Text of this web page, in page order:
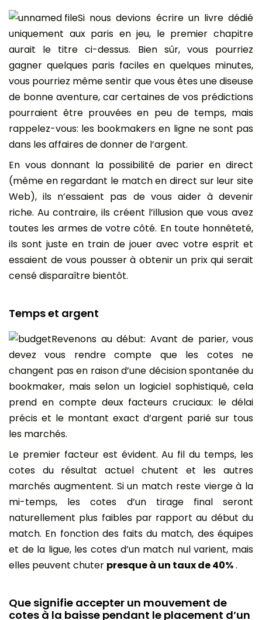
Si nous devions écrire un livre dédié
uniquement aux paris en jeu, le premier chapitre
aurait le titre ci-dessus. Bien sûr, vous pourriez
gagner quelques paris faciles en quelques minutes,
vous pourriez même sentir que vous êtes une diseuse
de bonne aventure, car certaines de vos prédictions
pourraient être prouvées en peu de temps, mais
rappelez-vous: les bookmakers en ligne ne sont pas
dans les affaires de donner de l’argent.
En vous donnant la possibilité de parier en direct
(même en regardant le match en direct sur leur site
Web), ils n’essaient pas de vous aider à devenir
riche. Au contraire, ils créent l’illusion que vous avez
toutes les armes de votre côté. En toute honnêteté,
ils sont juste en train de jouer avec votre esprit et
essaient de vous pousser à obtenir un prix qui serait
censé disparaître bientôt.
Temps et argent
Revenons au début: Avant de parier, vous
devez vous rendre compte que les cotes ne
changent pas en raison d’une décision spontanée du
bookmaker, mais selon un logiciel sophistiqué, cela
prend en compte deux facteurs cruciaux: le délai
précis et le montant exact d’argent parié sur tous
les marchés.
Le premier facteur est évident. Au fil du temps, les
cotes du résultat actuel chutent et les autres
marchés augmentent. Si un match reste vierge à la
mi-temps, les cotes d’un tirage final seront
naturellement plus faibles par rapport au début du
match. En fonction des faits du match, des équipes
et de la ligue, les cotes d’un match nul varient, mais
elles peuvent chuter presque à un taux de 40%.
Que signifie accepter un mouvement de
cotes à la baisse pendant le placement d’un